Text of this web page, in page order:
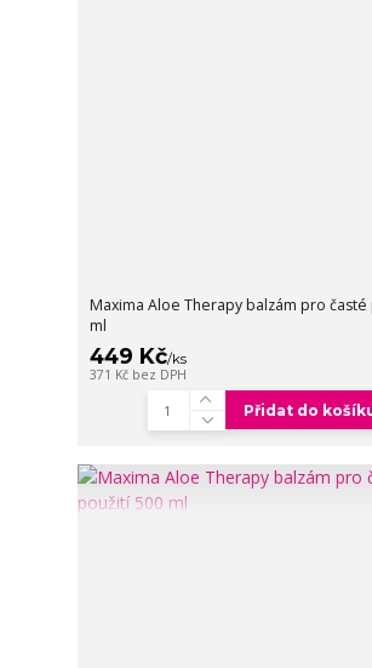
Maxima Aloe Therapy balzám pro časté
ml
449 Kč/ks
371 Kč bez DPH
Přidat do